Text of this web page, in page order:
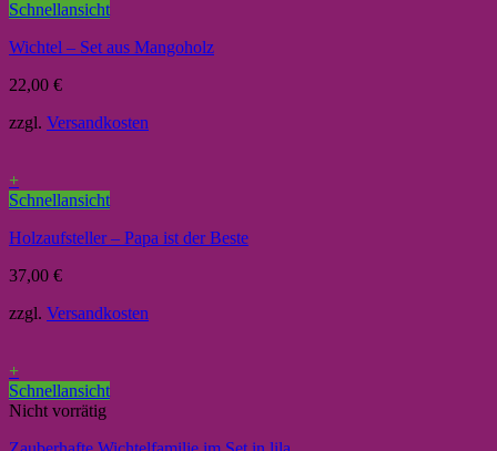
Schnellansicht
Wichtel – Set aus Mangoholz
22,00 €
zzgl. Versandkosten
+
Schnellansicht
Holzaufsteller – Papa ist der Beste
37,00 €
zzgl. Versandkosten
+
Schnellansicht
Nicht vorrätig